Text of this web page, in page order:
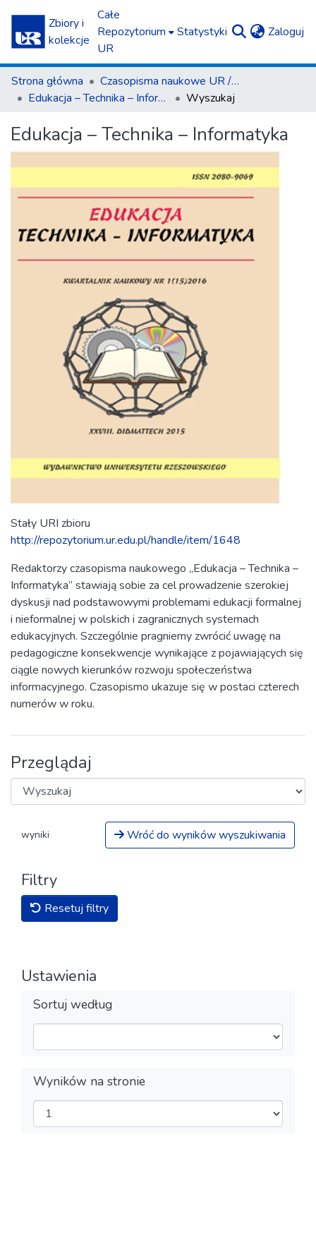
Zbiory i
kolekcje
Całe
Repozytorium
UR
Statystyki Zaloguj
Strona główna
Czasopisma naukowe UR / Scientific Journals
Edukacja – Technika – Informatyka
Wyszukaj
Edukacja – Technika – Informatyka
Stały URI zbioru
http://repozytorium.ur.edu.pl/handle/item/1648
Redaktorzy czasopisma naukowego „Edukacja – Technika –
Informatyka” stawiają sobie za cel prowadzenie szerokiej
dyskusji nad podstawowymi problemami edukacji formalnej
i nieformalnej w polskich i zagranicznych systemach
edukacyjnych. Szczególnie pragniemy zwrócić uwagę na
pedagogiczne konsekwencje wynikające z pojawiających się
ciągle nowych kierunków rozwoju społeczeństwa
informacyjnego. Czasopismo ukazuje się w postaci czterech
numerów w roku.
Przeglądaj
wyniki Wróć do wyników wyszukiwania
Filtry
Resetuj filtry
Ustawienia
Sortuj według
Wyników na stronie